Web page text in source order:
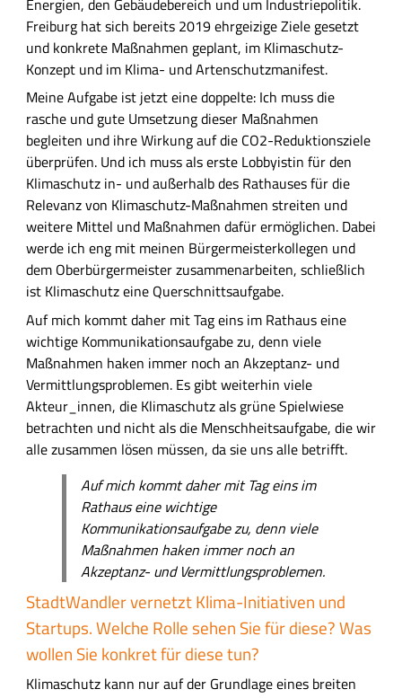
Energien, den Gebäudebereich und um Industriepolitik.
Freiburg hat sich bereits 2019 ehrgeizige Ziele gesetzt
und konkrete Maßnahmen geplant, im Klimaschutz-
Konzept und im Klima- und Artenschutzmanifest.
Meine Aufgabe ist jetzt eine doppelte: Ich muss die
rasche und gute Umsetzung dieser Maßnahmen
begleiten und ihre Wirkung auf die CO2-Reduktionsziele
überprüfen. Und ich muss als erste Lobbyistin für den
Klimaschutz in- und außerhalb des Rathauses für die
Relevanz von Klimaschutz-Maßnahmen streiten und
weitere Mittel und Maßnahmen dafür ermöglichen. Dabei
werde ich eng mit meinen Bürgermeisterkollegen und
dem Oberbürgermeister zusammenarbeiten, schließlich
ist Klimaschutz eine Querschnittsaufgabe.
Auf mich kommt daher mit Tag eins im Rathaus eine
wichtige Kommunikationsaufgabe zu, denn viele
Maßnahmen haken immer noch an Akzeptanz- und
Vermittlungsproblemen. Es gibt weiterhin viele
Akteur_innen, die Klimaschutz als grüne Spielwiese
betrachten und nicht als die Menschheitsaufgabe, die wir
alle zusammen lösen müssen, da sie uns alle betrifft.
Auf mich kommt daher mit Tag eins im
Rathaus eine wichtige
Kommunikationsaufgabe zu, denn viele
Maßnahmen haken immer noch an
Akzeptanz- und Vermittlungsproblemen.
StadtWandler vernetzt Klima-Initiativen und
Startups. Welche Rolle sehen Sie für diese? Was
wollen Sie konkret für diese tun?
Klimaschutz kann nur auf der Grundlage eines breiten